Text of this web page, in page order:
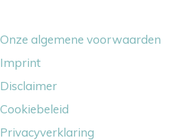
Onze algemene voorwaarden
Imprint
Disclaimer
Cookiebeleid
Privacyverklaring